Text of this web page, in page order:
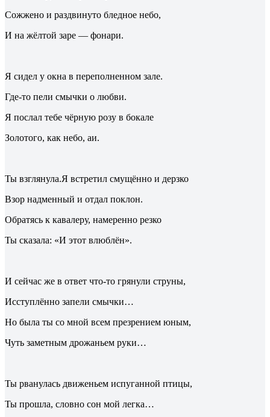
Сожжено и раздвинуто бледное небо,
И на жёлтой заре — фонари.
Я сидел у окна в переполненном зале.
Где-то пели смычки о любви.
Я послал тебе чёрную розу в бокале
Золотого, как небо, аи.
Ты взглянула.Я встретил смущённо и дерзко
Взор надменный и отдал поклон.
Обратясь к кавалеру, намеренно резко
Ты сказала: «И этот влюблён».
И сейчас же в ответ что-то грянули струны,
Исступлённо запели смычки…
Но была ты со мной всем презрением юным,
Чуть заметным дрожаньем руки…
Ты рванулась движеньем испуганной птицы,
Ты прошла, словно сон мой легка…